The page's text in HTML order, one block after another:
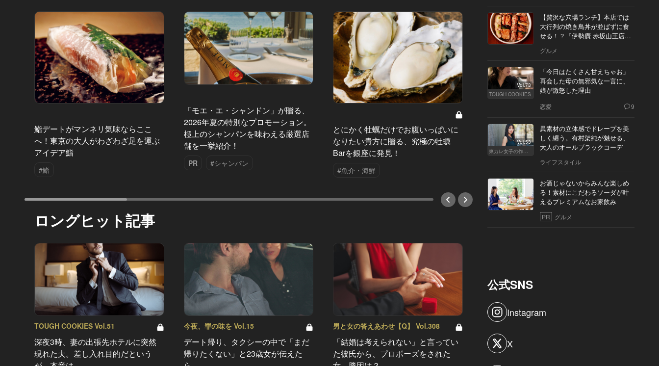
鮨デートがマンネリ気味ならここ
へ！東京の大人がわざわざ足を運ぶ
アイデア鮨
#鮨
「モエ・エ・シャンドン」が贈る、
2026年夏の特別なプロモーション。
極上のシャンパンを味わえる厳選店
舗を一挙紹介！
PR #シャンパン
とにかく牡蠣だけでお腹いっぱいに
なりたい貴方に贈る、究極の牡蠣
Barを銀座に発見！
#魚介・海鮮
上目黒2丁目・中目黒3丁目に点在す
る隠れ家の名店4選
ロングヒット記事
TOUGH COOKIES Vol.51
深夜3時、妻の出張先ホテルに突然
現れた夫。差し入れ目的だという
今夜、罪の味を Vol.15
デート帰り、タクシーの中で「まだ
帰りたくない」と23歳女が伝えた
男と女の答えあわせ【Q】 Vol.308
「結婚は考えられない」と言ってい
た彼氏から、プロポーズをされた
結婚願望ゼロだった27歳男性が、交
際2年で突然プロポーズ。彼の心が
【贅沢な穴場ランチ】本店では
大行列の焼き鳥丼が並ばずに食
せる！？『伊勢廣 赤坂山王店』
グルメ
Vol.73
TOUGH COOKIES
「今日はたくさん甘えちゃお」
再会した母の無邪気な一言に、
娘が激怒した理由
恋愛 9
Vol.53
東カレ女子の作り方
異素材の立体感でドレープを美
しく纏う。有村架純が魅せる、
大人のオールブラックコーデ
ライフスタイル
お酒じゃないからみんな楽しめ
る！素材にこだわるソーダが叶
えるプレミアムなお家飲み
PR グルメ
公式SNS
Instagram
X